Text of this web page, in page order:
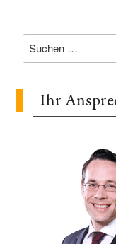
Suchen
nach:
Ihr